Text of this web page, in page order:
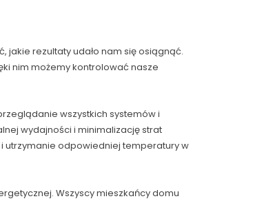
jakie rezultaty udało nam się osiągnąć.
nim możemy kontrolować nasze
wszystkich systemów i
wydajności i minimalizację strat
utrzymanie odpowiedniej temperatury w
Wszyscy mieszkańcy domu